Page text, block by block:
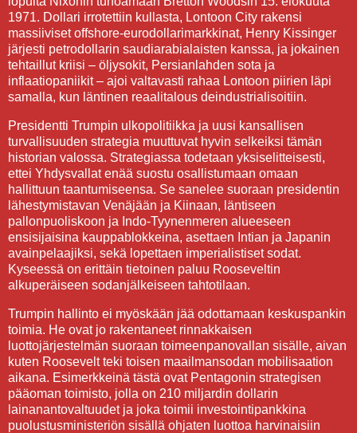
1971. Dollari irrotettiin kullasta, Lontoon City rakensi
massiiviset offshore-eurodollarimarkkinat, Henry Kissinger
järjesti petrodollarin saudiarabialaisten kanssa, ja jokainen
tehtaillut kriisi – öljysokit, Persianlahden sota ja
inflaatiopaniikit – ajoi valtavasti rahaa Lontoon piirien läpi
samalla, kun läntinen reaalitalous deindustrialisoitiin.
Presidentti Trumpin ulkopolitiikka ja uusi kansallisen
turvallisuuden strategia muuttuvat hyvin selkeiksi tämän
historian valossa. Strategiassa todetaan yksiselitteisesti,
ettei Yhdysvallat enää suostu osallistumaan omaan
hallittuun taantumiseensa. Se sanelee suoraan presidentin
lähestymistavan Venäjään ja Kiinaan, läntiseen
pallonpuoliskoon ja Indo-Tyynenmeren alueeseen
ensisijaisina kauppablokkeina, asettaen Intian ja Japanin
avainpelaajiksi, sekä lopettaen imperialistiset sodat.
Kyseessä on erittäin tietoinen paluu Rooseveltin
alkuperäiseen sodanjälkeiseen tahtotilaan.
Trumpin hallinto ei myöskään jää odottamaan keskuspankin
toimia. He ovat jo rakentaneet rinnakkaisen
luottojärjestelmän suoraan toimeenpanovallan sisälle, aivan
kuten Roosevelt teki toisen maailmansodan mobilisaation
aikana. Esimerkkeinä tästä ovat Pentagonin strategisen
pääoman toimisto, jolla on 210 miljardin dollarin
lainanantovaltuudet ja joka toimii investointipankkina
puolustusministeriön sisällä ohjaten luottoa harvinaisiin